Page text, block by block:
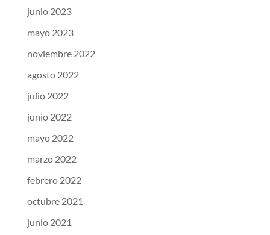
junio 2023
mayo 2023
noviembre 2022
agosto 2022
julio 2022
junio 2022
mayo 2022
marzo 2022
febrero 2022
octubre 2021
junio 2021